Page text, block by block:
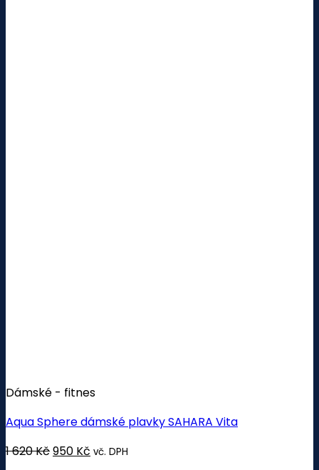
Dámské - fitnes
Aqua Sphere dámské plavky SAHARA Vita
1 620KčPůvodní
950 Kč Aktuální
vč. DPH